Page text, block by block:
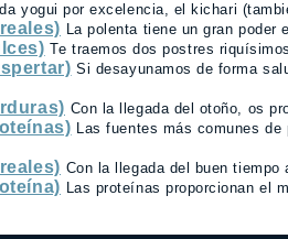
yogui por excelencia, el kichari
La polenta tiene un gran poder
Te traemos dos postres
Si desayunamos de forma
Con la llegada del otoño, os
Las fuentes más comunes
Con la llegada del buen
Las proteínas proporcionan el